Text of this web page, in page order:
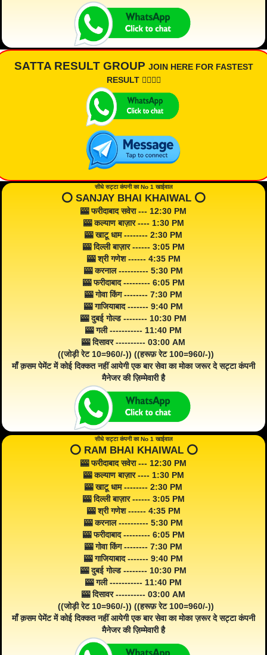
SATTA RESULT GROUP JOIN HERE FOR FASTEST
RESULT 👇🏾👇🏾
सीधे सट्टा कंपनी का No 1 खाईवाल
⭕️ SANJAY BHAI KHAIWAL ⭕️
🎰 फरीदाबाद सवेरा --- 12:30 PM
🎰 कल्याण बाज़ार ---- 1:30 PM
🎰 खाटू धाम -------- 2:30 PM
🎰 दिल्ली बाज़ार ------ 3:05 PM
🎰 श्री गणेश ------ 4:35 PM
🎰 करनाल ---------- 5:30 PM
🎰 फरीदाबाद --------- 6:05 PM
🎰 गोवा किंग -------- 7:30 PM
🎰 गाजियाबाद ------- 9:40 PM
🎰 दुबई गोल्ड -------- 10:30 PM
🎰 गली ----------- 11:40 PM
🎰 दिसावर ---------- 03:00 AM
((जोड़ी रेट 10=960/-)) ((हरूफ़ रेट 100=960/-))
माँ क़सम पेमेंट में कोई दिक्कत नहीं आयेगी एक बार सेवा का मोका जरूर दे सट्टा कंपनी
मैनेजर की ज़िम्मेवारी है
सीधे सट्टा कंपनी का No 1 खाईवाल
⭕️ RAM BHAI KHAIWAL ⭕️
🎰 फरीदाबाद सवेरा --- 12:30 PM
🎰 कल्याण बाज़ार ---- 1:30 PM
🎰 खाटू धाम -------- 2:30 PM
🎰 दिल्ली बाज़ार ------ 3:05 PM
🎰 श्री गणेश ------ 4:35 PM
🎰 करनाल ---------- 5:30 PM
🎰 फरीदाबाद --------- 6:05 PM
🎰 गोवा किंग -------- 7:30 PM
🎰 गाजियाबाद ------- 9:40 PM
🎰 दुबई गोल्ड -------- 10:30 PM
🎰 गली ----------- 11:40 PM
🎰 दिसावर ---------- 03:00 AM
((जोड़ी रेट 10=960/-)) ((हरूफ़ रेट 100=960/-))
माँ क़सम पेमेंट में कोई दिक्कत नहीं आयेगी एक बार सेवा का मोका ज़रूर दे सट्टा कंपनी
मैनेजर की ज़िम्मेवारी है